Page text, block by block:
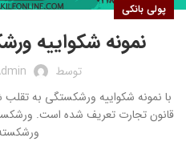
پولی بانکی
نمونه شکواییه
توسط
قانون تجارت تعریف شده است.